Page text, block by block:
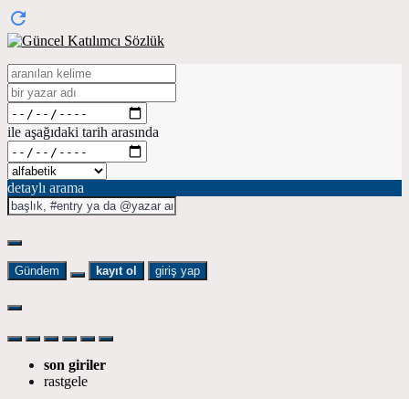
ile aşağıdaki tarih arasında
detaylı arama
Gündem kayıt ol giriş yap
son giriler
rastgele